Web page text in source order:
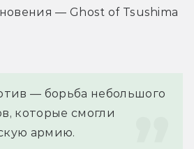
— Ghost of Tsushima
— борьба небольшого
которые смогли
армию.